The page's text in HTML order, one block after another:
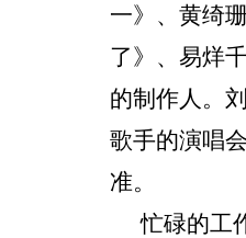
一》、黄绮
了》、易烊
的制作人。
歌手的演唱
准。
忙碌的工